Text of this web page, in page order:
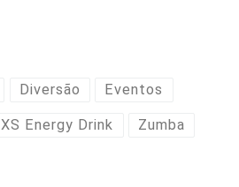
Diversão Eventos
XS Energy Drink Zumba